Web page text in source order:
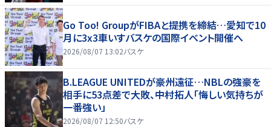
Go Too! GroupがFIBAと提携を締結…愛知で10
月に3x3車いすバスケの国際イベント開催へ
2026/08/07 13:02バスケ
B.LEAGUE UNITEDが豪州遠征…NBLの強豪を
相手に53点差で大敗、中村拓人「悔しい気持ちが
一番強い」
2026/08/07 12:50バスケ